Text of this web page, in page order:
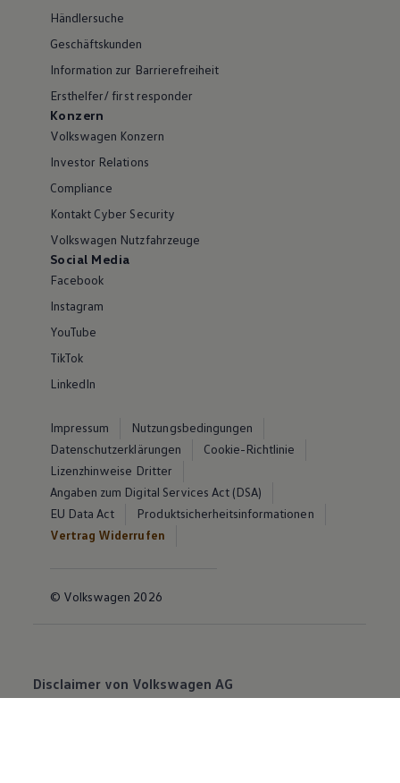
Händlersuche
Geschäftskunden
Information zur Barrierefreiheit
Ersthelfer/ first responder
Konzern
Volkswagen Konzern
Investor Relations
Compliance
Kontakt Cyber Security
Volkswagen Nutzfahrzeuge
Social Media
Facebook
Instagram
YouTube
TikTok
LinkedIn
Impressum
Nutzungsbedingungen
Datenschutzerklärungen
Cookie-Richtlinie
Lizenzhinweise Dritter
Angaben zum Digital Services Act (DSA)
EU Data Act
Produktsicherheitsinformationen
Vertrag Widerrufen
© Volkswagen 2026
Disclaimer von Volkswagen AG